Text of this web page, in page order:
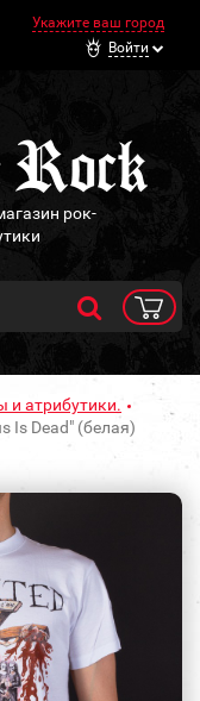
Укажите ваш город
Войти
рок-
и атрибутики.
Is Dead" (белая)